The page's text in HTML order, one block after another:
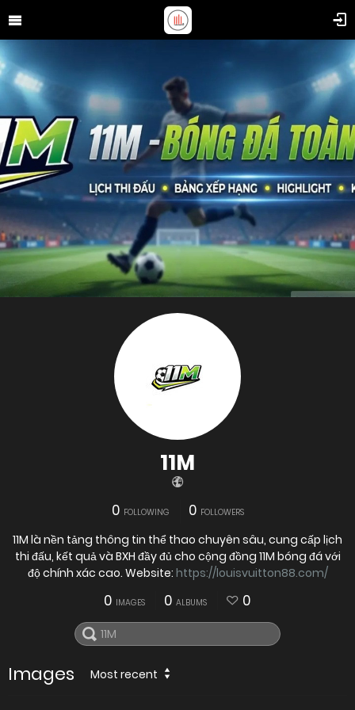
11M
0 FOLLOWING 0 FOLLOWERS
11M là nền tảng thông tin thể thao chuyên sâu, cung cấp lịch
thi đấu, kết quả và BXH đầy đủ cho cộng đồng 11M bóng đá với
độ chính xác cao. Website: https://louisvuitton88.com/
0 IMAGES 0 ALBUMS 0
Images Most recent